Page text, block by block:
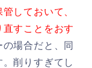
しておいて、
すことをおす
場合だと、同
削りすぎてし